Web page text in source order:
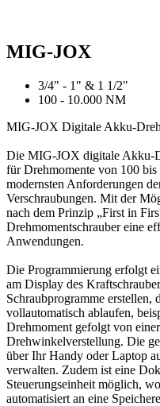
MIG-JOX
3/4" - 1" & 1 1/2"
100 - 10.000 NM
MIG-JOX Digitale Akku-
Die MIG-JOX digitale Akku-
für Drehmomente von 100
modernsten Anforderungen
Verschraubungen. Mit der
nach dem Prinzip „First in
Drehmomentschrauber eine
Anwendungen.
Die Programmierung erfolgt
am Display des
Schraubprogramme erstellen,
vollautomatisch ablaufen,
Drehmoment gefolgt von
Drehwinkelverstellung. Die
über Ihr Handy oder Laptop
verwalten. Zudem ist eine
Steuerungseinheit möglich,
automatisiert an eine